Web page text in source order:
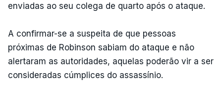
enviadas ao seu colega de quarto após o ataque.
A confirmar-se a suspeita de que pessoas
próximas de Robinson sabiam do ataque e não
alertaram as autoridades, aquelas poderão vir a ser
consideradas cúmplices do assassínio.